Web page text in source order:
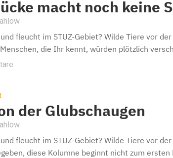
macht noch keine
fleucht im STUZ-Gebiet? Wilde Tiere vor
die Ihr kennt, würden plötzlich
der Glubschaugen
fleucht im STUZ-Gebiet? Wilde Tiere vor
diese Kolumne beginnt nicht zum